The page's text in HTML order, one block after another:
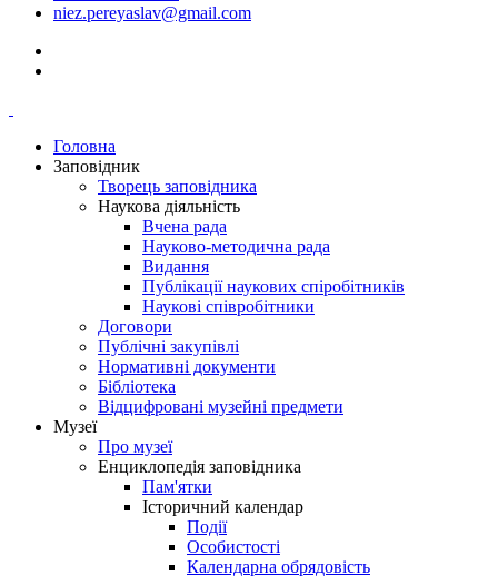
niez.pereyaslav@gmail.com
Головна
Заповідник
Творець заповідника
Наукова діяльність
Вчена рада
Науково-методична рада
Видання
Публікації наукових спіробітників
Наукові співробітники
Договори
Публічні закупівлі
Нормативні документи
Бібліотека
Відцифровані музейні предмети
Музеї
Про музеї
Енциклопедія заповідника
Пам'ятки
Історичний календар
Події
Особистості
Календарна обрядовість